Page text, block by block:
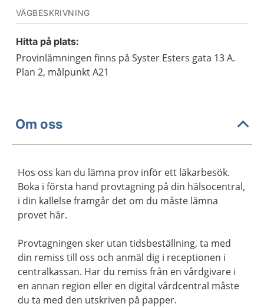
VÄGBESKRIVNING
Hitta på plats:
Provinlämningen finns på Syster Esters gata 13 A.
Plan 2, målpunkt A21
Om oss
Hos oss kan du lämna prov inför ett läkarbesök.
Boka i första hand provtagning på din hälsocentral,
i din kallelse framgår det om du måste lämna
provet här.
Provtagningen sker utan tidsbeställning, ta med
din remiss till oss och anmäl dig i receptionen i
centralkassan. Har du remiss från en vårdgivare i
en annan region eller en digital vårdcentral måste
du ta med den utskriven på papper.